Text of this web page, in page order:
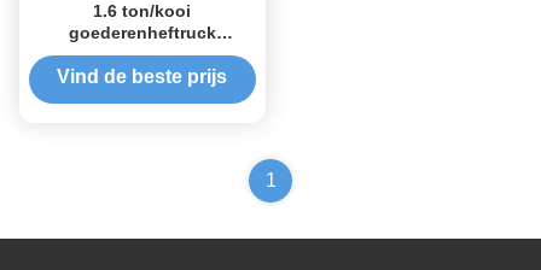
1.6 ton/kooi
goederenheftruck
passagiersheftruck
Vind de beste prijs
1